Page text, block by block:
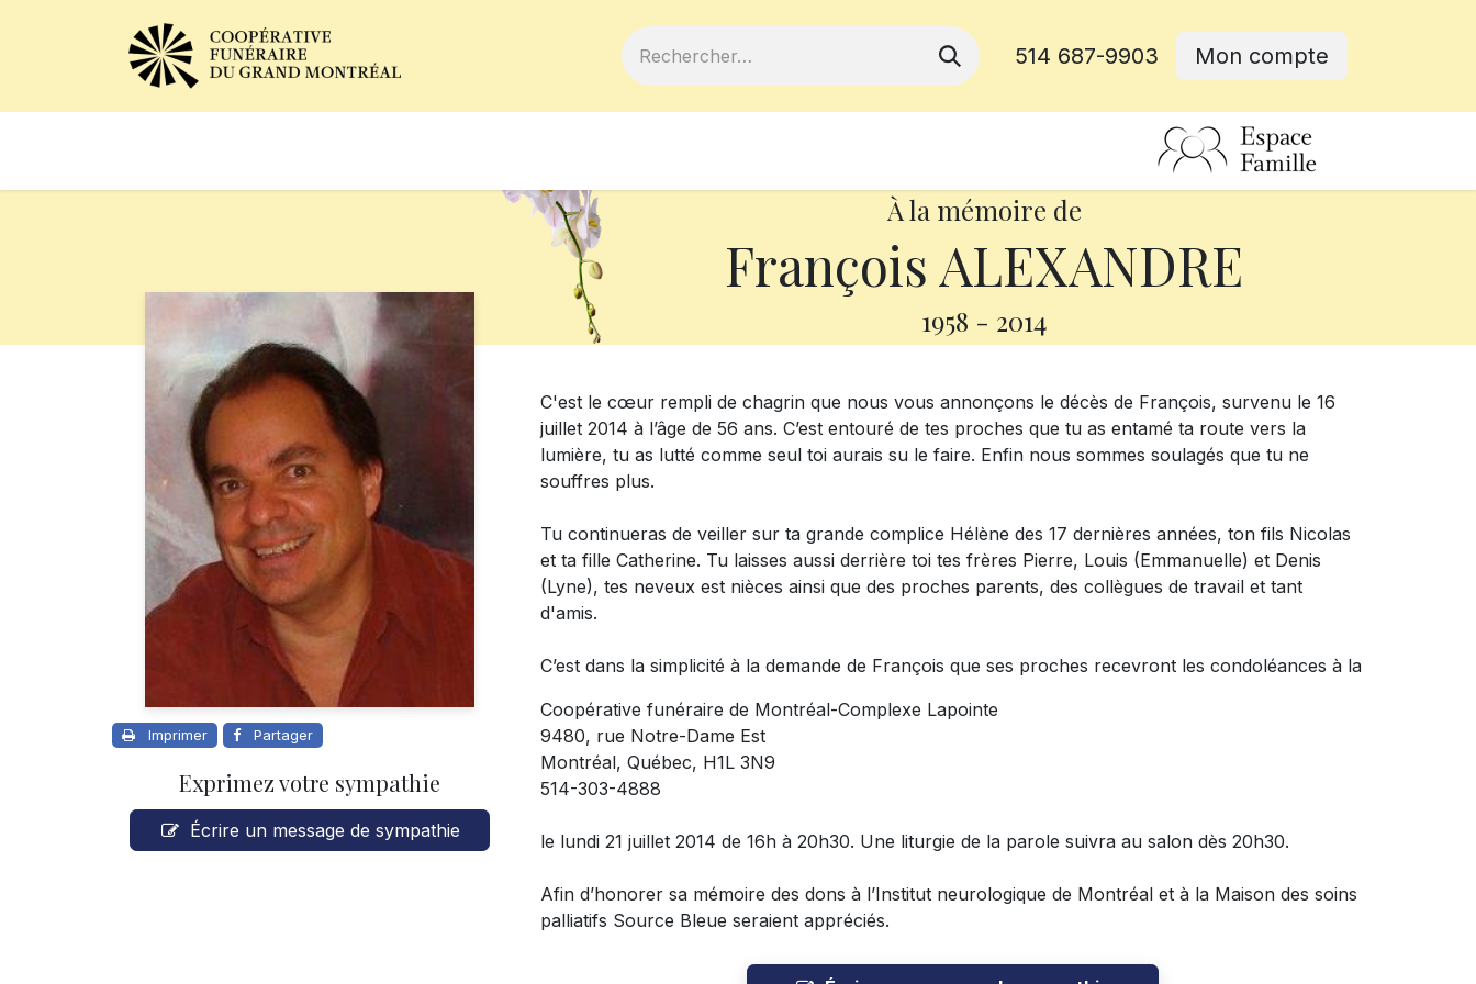
514 687-9903 Mon compte
À la mémoire de
François ALEXANDRE
1958 - 2014
Imprimer Partager
Exprimez votre sympathie
Écrire un message de sympathie
C'est le cœur rempli de chagrin que nous vous annonçons le décès de François, survenu le 16
juillet 2014 à l’âge de 56 ans. C’est entouré de tes proches que tu as entamé ta route vers la
lumière, tu as lutté comme seul toi aurais su le faire. Enfin nous sommes soulagés que tu ne
souffres plus.
Tu continueras de veiller sur ta grande complice Hélène des 17 dernières années, ton fils Nicolas
et ta fille Catherine. Tu laisses aussi derrière toi tes frères Pierre, Louis (Emmanuelle) et Denis
(Lyne), tes neveux est nièces ainsi que des proches parents, des collègues de travail et tant
d'amis.
C’est dans la simplicité à la demande de François que ses proches recevront les condoléances à la
Coopérative funéraire de Montréal-Complexe Lapointe
9480, rue Notre-Dame Est
Montréal, Québec, H1L 3N9
514-303-4888
le lundi 21 juillet 2014 de 16h à 20h30. Une liturgie de la parole suivra au salon dès 20h30.
Afin d’honorer sa mémoire des dons à l’Institut neurologique de Montréal et à la Maison des soins
palliatifs Source Bleue seraient appréciés.